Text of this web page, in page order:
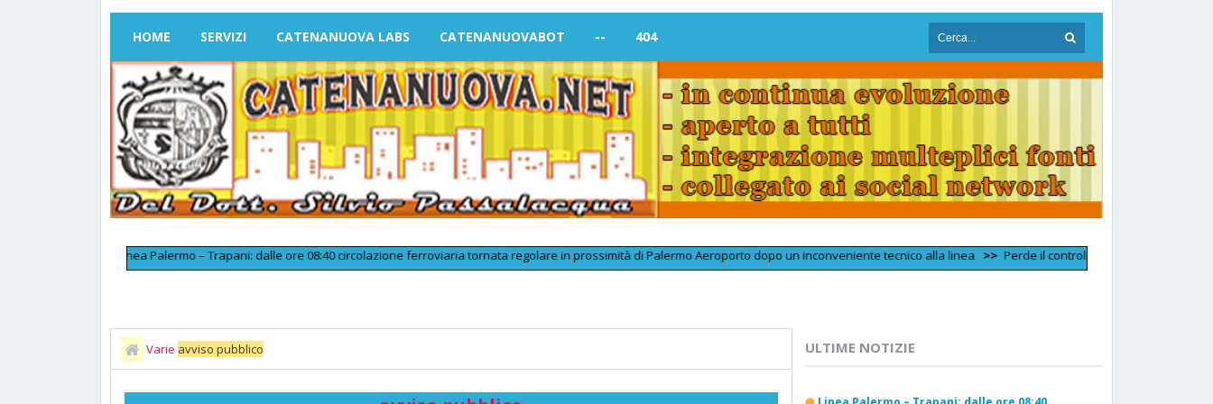
HOME SERVIZI CATENANUOVA LABS CATENANUOVABOT -- 404
Linea Palermo – Trapani: dalle ore 08:40 circolazione ferroviaria tornata regolare in prossimità di Palermo Aeroporto dopo un inconveniente tecnico alla linea >> Perde il controllo dell'auto e si schianta
Varie avviso pubblico ULTIME NOTIZIE